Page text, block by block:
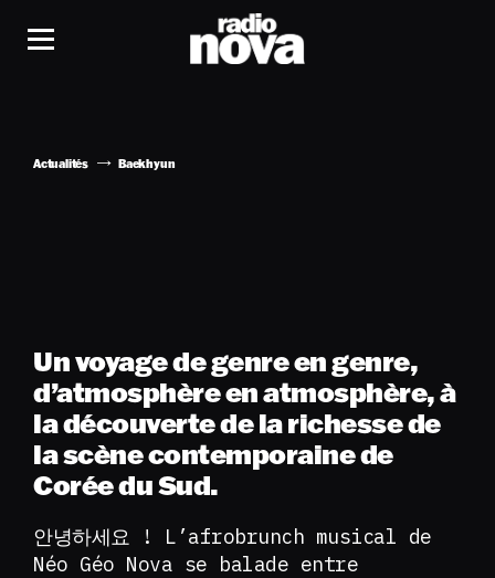
Actualités Baekhyun
Un voyage de genre en genre,
d’atmosphère en atmosphère, à
la découverte de la richesse de
la scène contemporaine de
Corée du Sud.
안녕하세요 ! L’afrobrunch musical de
Néo Géo Nova se balade entre